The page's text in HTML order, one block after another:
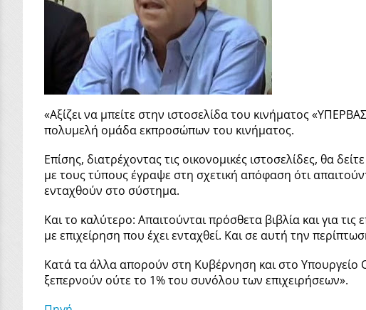
«Αξίζει να μπείτε στην ιστοσελίδα του κινήματος
πολυμελή ομάδα εκπροσώπων του κινήματος.
Επίσης, διατρέχοντας τις οικονομικές ιστοσελίδες, θα
με τους τύπους έγραψε στη σχετική απόφαση ότι
ενταχθούν στο σύστημα.
Και το καλύτερο: Απαιτούνται πρόσθετα βιβλία και για
με επιχείρηση που έχει ενταχθεί. Και σε αυτή την
Κατά τα άλλα απορούν στη Κυβέρνηση και στο Υπουργείο
ξεπερνούν ούτε το 1% του συνόλου των επιχειρήσεων».